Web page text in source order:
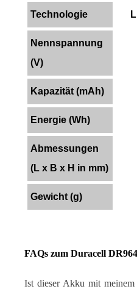
Technologie
Nennspannung
(V)
Kapazität (mAh)
Energie (Wh)
Abmessungen
(L x B x H in mm)
Gewicht (g)
FAQs zum Duracell
Ist dieser Akku mit